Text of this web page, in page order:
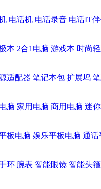
电话机 电话录音 电话IT
本 2合1电脑 游戏本 时尚
适配器 笔记本包 扩展坞
脑 家用电脑 商用电脑 迷
板电脑 娱乐平板电脑 通话
环 腕表 智能眼镜 智能头箍